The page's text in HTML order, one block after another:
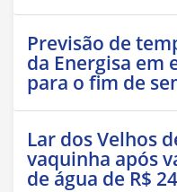
Previsão de
da Energisa em
para o fim de
Lar dos Velhos
vaquinha após
de água de R$